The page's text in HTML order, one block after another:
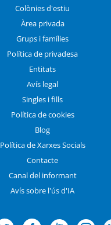
Colònies d'estiu
Àrea privada
Grups i famílies
Política de privadesa
Entitats
Avís legal
Singles i fills
Política de cookies
Blog
Política de Xarxes Socials
Contacte
Canal del informant
Avís sobre l'ús d'IA